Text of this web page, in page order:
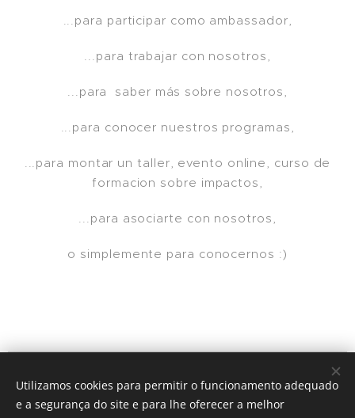
...para participar como ambassador,
...para trabajar con nosotros,
...para saber más sobre nosotros,
...para conocer nuestros programas,
...para montar un taller, evento online, curso de
formacion sobre impactos,
...para asociarte con nosotros,
o simplemente para conocernos :)
© 2024 | Clic Recycle Todos os Direitos Reservados.
Termos e Condições
Política de Privacidade
Utilizamos cookies para permitir o funcionamento adequado
e a segurança do site e para lhe oferecer a melhor